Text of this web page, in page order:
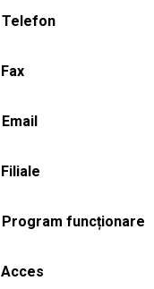
Telefon
Fax
Email
Filiale
Program funcționare
Acces